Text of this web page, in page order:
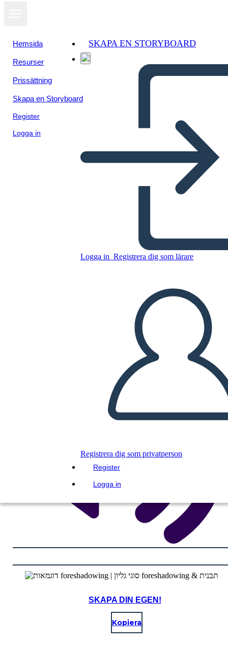
Hemsida
Resurser
Prissättning
Skapa en Storyboard
Register
Logga in
SKAPA EN STORYBOARD
Logga in Registrera dig som lärare
Registrera dig som privatperson
Register
Logga in
גליון foreshadowing & תבנית
SKAPA EN STORYBOARD
SPELA UPP BILDSPEL
LÄS FÖR MIG
SKAPA DIN EGEN!
Kopiera